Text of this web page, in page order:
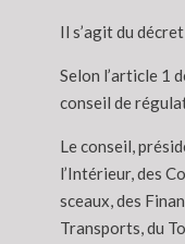
Il s’agit du
Selon l’article 1
conseil de
Le conseil,
l’Intérieur, des
sceaux, des
Transports, du